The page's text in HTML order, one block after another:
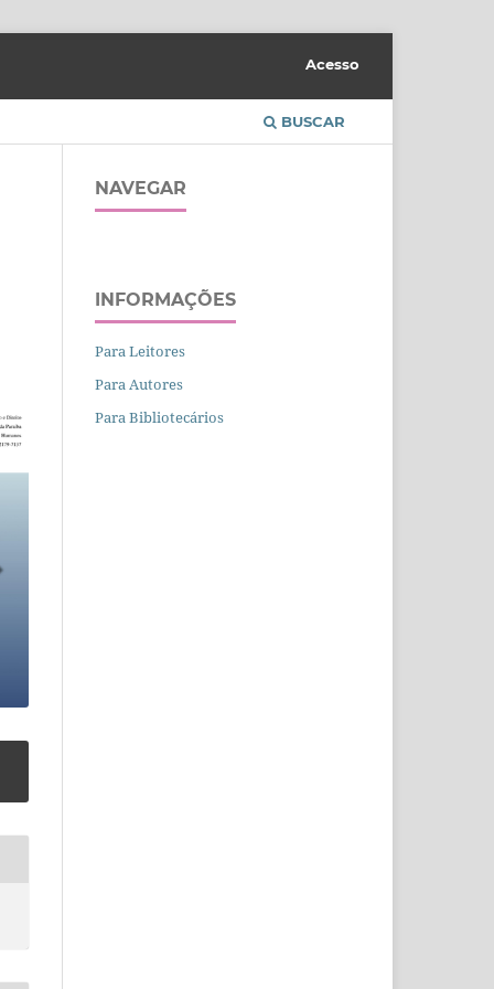
BUSCAR
Acesso
NAVEGAR
INFORMAÇÕES
Para Leitores
Para Autores
Para Bibliotecários